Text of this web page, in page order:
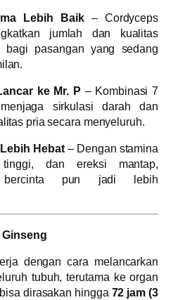
Lebih Baik– Cordyceps
jumlah dan kualitas
bagi pasangan yang sedang
ke Mr. P – Kombinasi 7
sirkulasi darah dan
pria secara menyeluruh.
Hebat– Dengan stamina
dan ereksi mantap,
bercinta pun jadi lebih
Ginseng
dengan cara melancarkan
tubuh, terutama ke organ
dirasakan hingga 72 jam (3